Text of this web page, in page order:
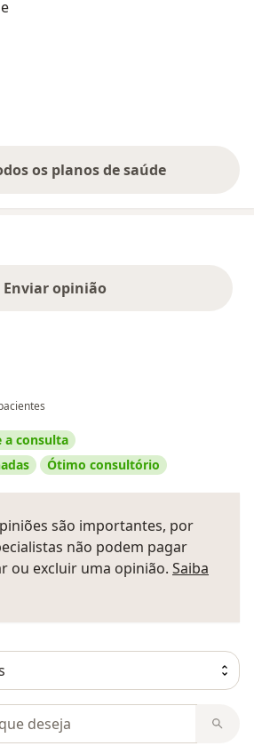
os planos de saúde
Enviar opinião
a consulta
Ótimo consultório
são importantes, por
não podem pagar
ou excluir uma opinião. Saiba